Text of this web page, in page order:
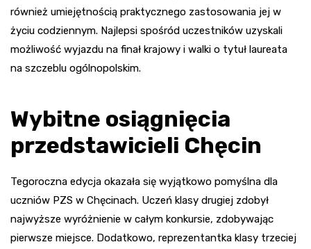
również umiejętnością praktycznego zastosowania jej w
życiu codziennym. Najlepsi spośród uczestników uzyskali
możliwość wyjazdu na finał krajowy i walki o tytuł laureata
na szczeblu ogólnopolskim.
Wybitne osiągnięcia
przedstawicieli Chęcin
Tegoroczna edycja okazała się wyjątkowo pomyślna dla
uczniów PZS w Chęcinach. Uczeń klasy drugiej zdobył
najwyższe wyróżnienie w całym konkursie, zdobywając
pierwsze miejsce. Dodatkowo, reprezentantka klasy trzeciej